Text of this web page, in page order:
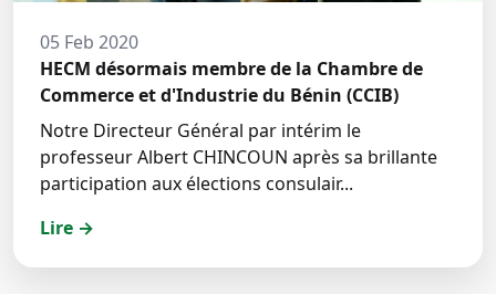
05 Feb 2020
HECM désormais membre de la Chambre de
Commerce et d'Industrie du Bénin (CCIB)
Notre Directeur Général par intérim le
professeur Albert CHINCOUN après sa brillante
participation aux élections consulair...
Lire →